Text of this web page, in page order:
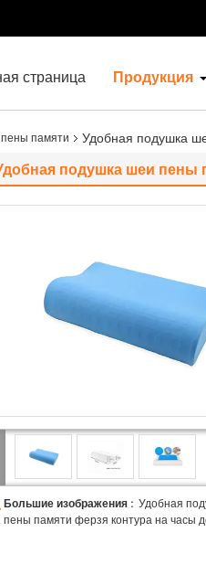
страница Продукция
памяти Удобная подушка
подушка шеи пены
Большие изображения : Удобная
пены памяти ферзя контура на часы